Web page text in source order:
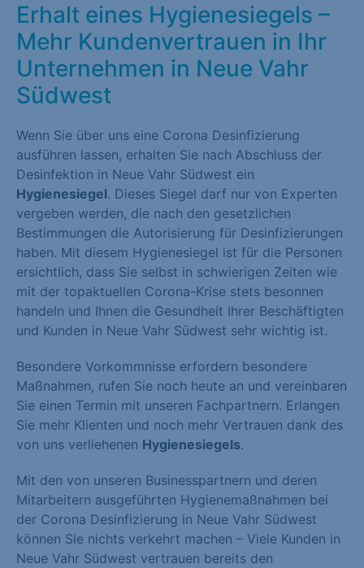
Erhalt eines Hygienesiegels –
Mehr Kundenvertrauen in Ihr
Unternehmen in Neue Vahr
Südwest
Wenn Sie über uns eine Corona Desinfizierung
ausführen lassen, erhalten Sie nach Abschluss der
Desinfektion in Neue Vahr Südwest ein
Hygienesiegel. Dieses Siegel darf nur von Experten
vergeben werden, die nach den gesetzlichen
Bestimmungen die Autorisierung für Desinfizierungen
haben. Mit diesem Hygienesiegel ist für die Personen
ersichtlich, dass Sie selbst in schwierigen Zeiten wie
mit der topaktuellen Corona-Krise stets besonnen
handeln und Ihnen die Gesundheit Ihrer Beschäftigten
und Kunden in Neue Vahr Südwest sehr wichtig ist.
Besondere Vorkommnisse erfordern besondere
Maßnahmen, rufen Sie noch heute an und vereinbaren
Sie einen Termin mit unseren Fachpartnern. Erlangen
Sie mehr Klienten und noch mehr Vertrauen dank des
von uns verliehenen Hygienesiegels.
Mit den von unseren Businesspartnern und deren
Mitarbeitern ausgeführten Hygienemaßnahmen bei
der Corona Desinfizierung in Neue Vahr Südwest
können Sie nichts verkehrt machen – Viele Kunden in
Neue Vahr Südwest vertrauen bereits den